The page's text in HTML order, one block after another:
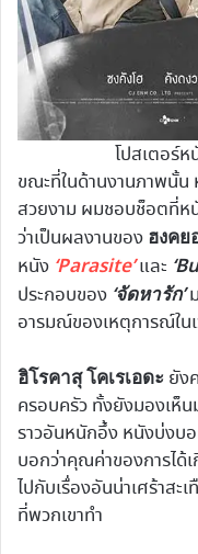
โปสเตอร์ห
ขณะที่ในด้านงานภาพนั้น
สวยงาม ผมชอบช็อตที่ห
ว่าเป็นผลงานของ ฮงคย
หนัง ‘Parasite’และ
ประกอบของ ‘จัดหารัก’
อารมณ์ของเหตุการณ์ใน
ฮิโรคาสุ โคเรเอดะ ยัง
ครอบครัว ทั้งยังมองเห็
ราวอันหนักอึ้ง หนังบ่งบอ
บอกว่าคุณค่าของการได้
ไปกับเรื่องอันน่าเศร้าสะ
ที่พวกเขาทำ